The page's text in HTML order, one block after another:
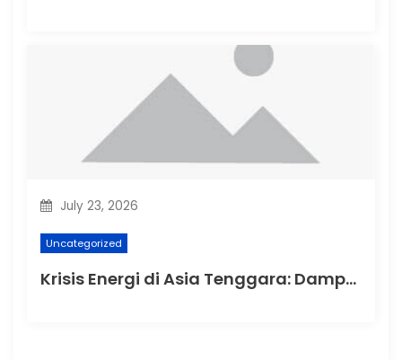
July 23, 2026
Uncategorized
Krisis Energi di Asia Tenggara: Dampak dan Solusi